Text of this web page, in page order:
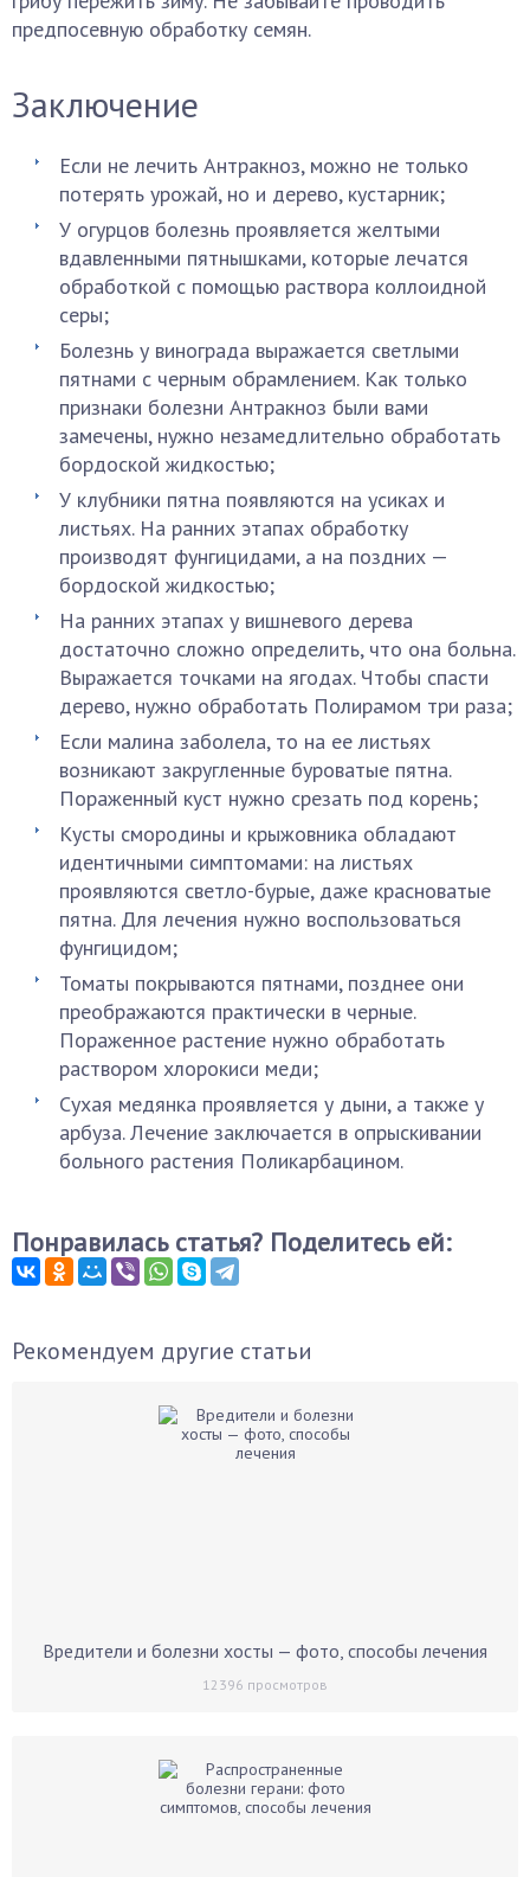
предпосевную обработку семян.
Заключение
Если не лечить Антракноз, можно не только
потерять урожай, но и дерево, кустарник;
У огурцов болезнь проявляется желтыми
вдавленными пятнышками, которые лечатся
обработкой с помощью раствора коллоидной
серы;
Болезнь у винограда выражается светлыми
пятнами с черным обрамлением. Как только
признаки болезни Антракноз были вами
замечены, нужно незамедлительно обработать
бордоской жидкостью;
У клубники пятна появляются на усиках и
листьях. На ранних этапах обработку
производят фунгицидами, а на поздних —
бордоской жидкостью;
На ранних этапах у вишневого дерева
достаточно сложно определить, что она больна.
Выражается точками на ягодах. Чтобы спасти
дерево, нужно обработать Полирамом три раза;
Если малина заболела, то на ее листьях
возникают закругленные буроватые пятна.
Пораженный куст нужно срезать под корень;
Кусты смородины и крыжовника обладают
идентичными симптомами: на листьях
проявляются светло-бурые, даже красноватые
пятна. Для лечения нужно воспользоваться
фунгицидом;
Томаты покрываются пятнами, позднее они
преображаются практически в черные.
Пораженное растение нужно обработать
раствором хлорокиси меди;
Сухая медянка проявляется у дыни, а также у
арбуза. Лечение заключается в опрыскивании
больного растения Поликарбацином.
Понравилась статья? Поделитесь ей:
Рекомендуем другие статьи
Вредители и болезни хосты — фото, способы лечения
12396 просмотров